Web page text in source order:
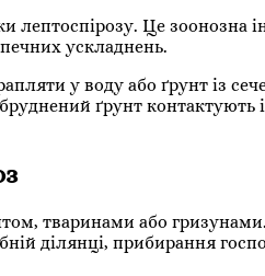
лептоспірозу. Це зоонозна
ускладнень.
у воду або ґрунт із
ґрунт
тваринами або
ділянці, прибирання